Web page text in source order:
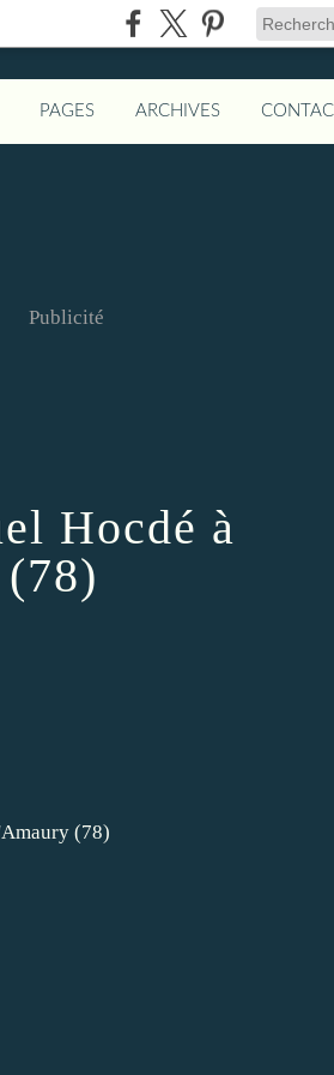
PAGES ARCHIVES
Publicité
Hocdé à